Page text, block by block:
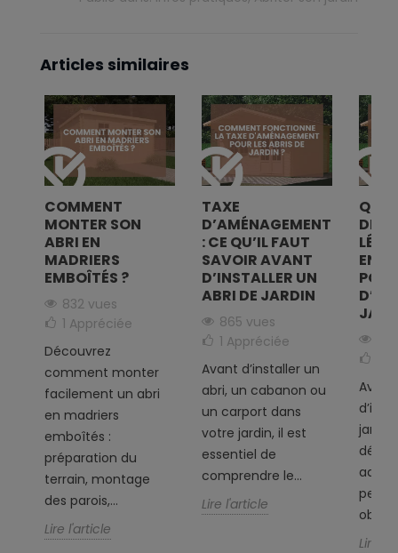
Articles similaires
COMMENT
MONTER SON
ABRI EN
MADRIERS
EMBOÎTÉS ?
832 vues
1 Appréciée
Découvrez
comment monter
facilement un abri
en madriers
emboîtés :
préparation du
terrain, montage
des parois,...
Lire l'article
TAXE
D’AMÉNAGEMENT
: CE QU’IL FAUT
SAVOIR AVANT
D’INSTALLER UN
ABRI DE JARDIN
865 vues
1 Appréciée
Avant d’installer un
abri, un cabanon ou
un carport dans
votre jardin, il est
essentiel de
comprendre le...
Lire l'article
Lire